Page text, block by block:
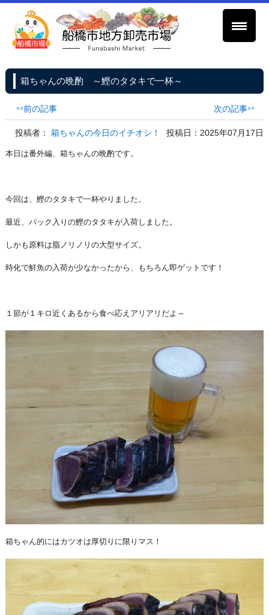
箱ちゃんの晩酌 ～鰹のタタキで一杯～
<<前の記事 次の記事>>
投稿者：箱ちゃんの今日のイチオシ！ 投稿日：2025年07月17日
本日は番外編、箱ちゃんの晩酌です。
今回は、鰹のタタキで一杯やりました。
最近、パック入りの鰹のタタキが入荷しました。
しかも原料は脂ノリノリの大型サイズ。
時化で鮮魚の入荷が少なかったから、もちろん即ゲットです！
１節が１キロ近くあるから食べ応えアリアリだよ～
箱ちゃん的にはカツオは厚切りに限りマス！